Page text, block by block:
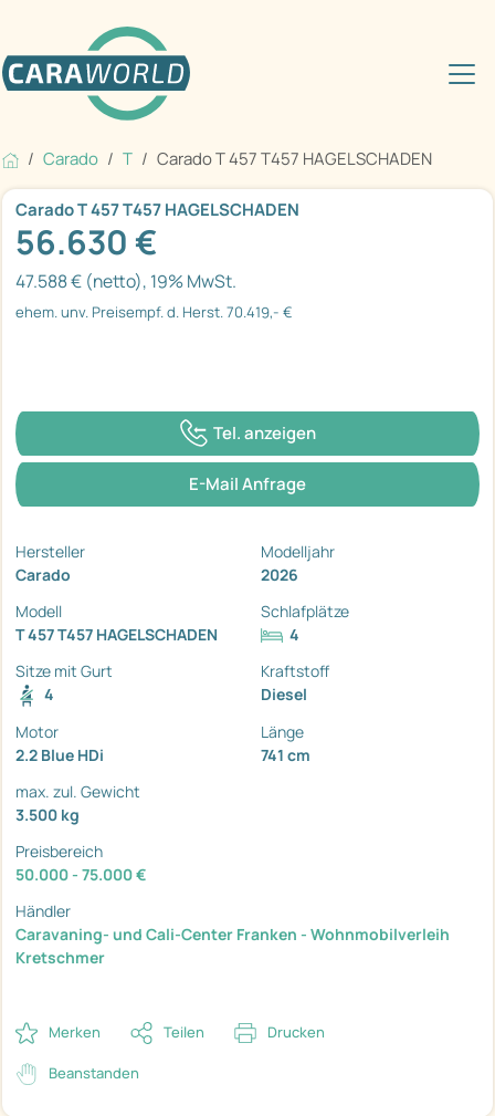
Carado T Carado T 457 T457 HAGELSCHADEN
Carado T 457 T457 HAGELSCHADEN
56.630 €
47.588 € (netto), 19% MwSt.
ehem. unv. Preisempf. d. Herst. 70.419,- €
Tel. anzeigen
E-Mail Anfrage
Hersteller
Carado
Modelljahr
2026
Modell
T 457 T457 HAGELSCHADEN
Schlafplätze
4
Sitze mit Gurt
4
Kraftstoff
Diesel
Motor
2.2 Blue HDi
Länge
741 cm
max. zul. Gewicht
3.500 kg
Preisbereich
50.000 - 75.000 €
Händler
Caravaning- und Cali-Center Franken - Wohnmobilverleih
Kretschmer
Merken Teilen Drucken
Beanstanden